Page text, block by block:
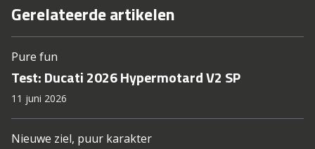
Gerelateerde artikelen
Pure fun
Test: Ducati 2026 Hypermotard V2 SP
11 juni 2026
Nieuwe ziel, puur karakter